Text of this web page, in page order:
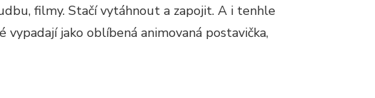
filmy. Stačí vytáhnout a zapojit. A i tenhle
jako oblíbená animovaná postavička,